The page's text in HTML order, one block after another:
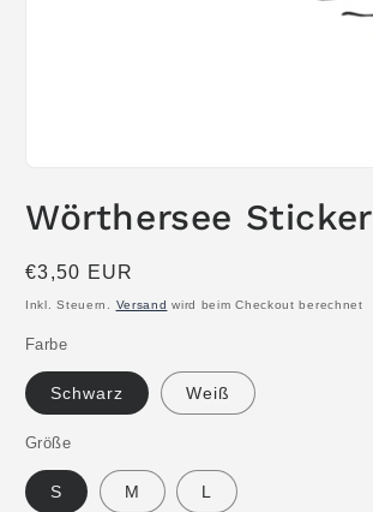
in
Modal
Wörthersee Sticker
Normaler
Preis
€3,50 EUR
Inkl. Steuern. Versand wird beim Checkout berechnet
Farbe
Schwarz Weiß
Größe
S M L